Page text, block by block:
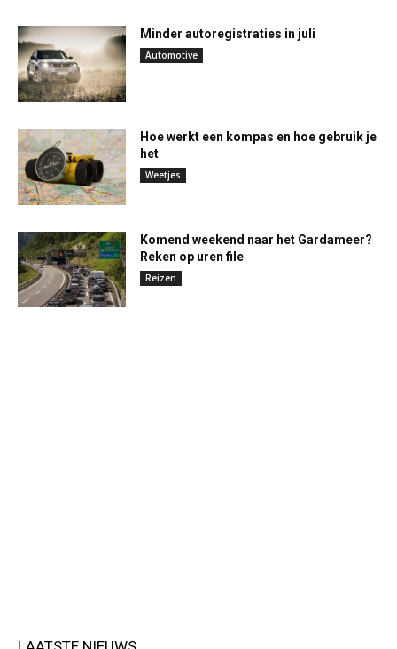
Minder autoregistraties in juli
Automotive
Hoe werkt een kompas en hoe gebruik je
het
Weetjes
Komend weekend naar het Gardameer?
Reken op uren file
Reizen